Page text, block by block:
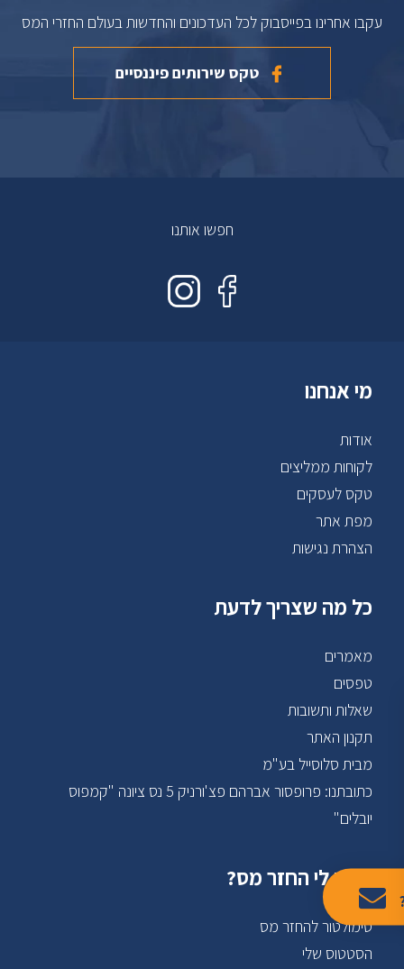
עקבו אחרינו בפייסבוק לכל העדכונים והחדשות בעולם החזרי המס
חפשו אותנו
מי אנחנו
אודות
לקוחות ממליצים
טקס לעסקים
מפת אתר
הצהרת נגישות
כל מה שצריך לדעת
מאמרים
טפסים
שאלות ותשובות
תקנון האתר
מבית סלוסייל בע"מ
כתובתנו: פרופסור אברהם פצ'ורניק 5 נס ציונה "קמפוס
יובלים"
מגיע לי החזר מס?
סימולטור להחזר מס
הסטטוס שלי